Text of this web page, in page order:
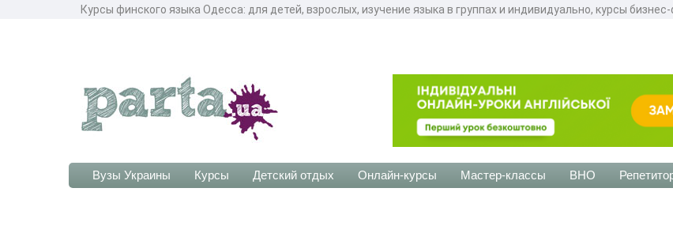
Курсы финского языка Одесса: для детей, взрослых, изучение языка в группах и индивидуально, курсы
Вузы Украины Курсы Детский отдых Онлайн-курсы Мастер-классы ВНО